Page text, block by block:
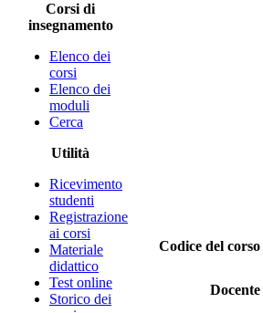
Corsi di
insegnamento
Elenco dei
corsi
Elenco dei
moduli
Cerca
Utilità
Ricevimento
studenti
Registrazione
ai corsi
Materiale
didattico
Test online
Storico dei
Codice del corso
Docente